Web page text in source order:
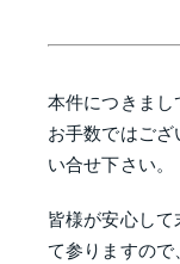
本件につきまし
お手数ではご
い合せ下さい。
皆様が安心し
て参りますので